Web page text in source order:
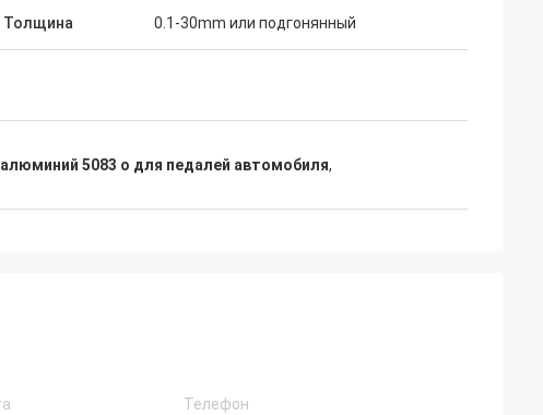
Толщина 0.1-30mm или подгонянный
алюминий 5083 o для педалей автомобиля,